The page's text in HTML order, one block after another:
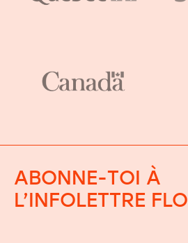
ABONNE-TOI À
L’INFOLETTRE FLO